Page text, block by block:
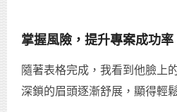
掌握風險，提升專案成功率
隨著表格完成，我看到他臉上
深鎖的眉頭逐漸舒展，顯得輕